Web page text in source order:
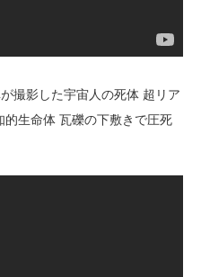
撮影した宇宙人の死体 超リア
的生命体 瓦礫の下敷きで圧死